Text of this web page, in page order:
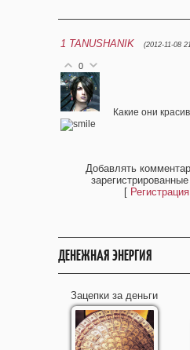
1 TANUSHANIK (2012-11-08
0
Какие они
Добавлять
[ Регистрация
ДЕНЕЖНАЯ ЭНЕРГИЯ
Зацепки за деньги